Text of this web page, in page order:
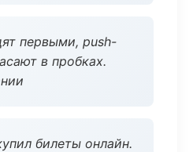
первыми, push-
в пробках.
билеты онлайн.